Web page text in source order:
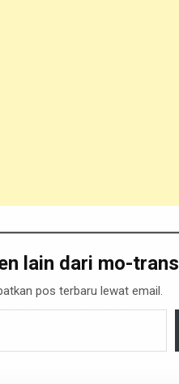
lain dari mo-trans
pos terbaru lewat email.